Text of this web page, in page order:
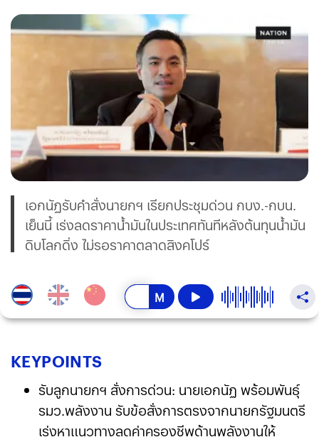
เอกนัฏรับคำสั่งนายกฯ เรียกประชุมด่วน กบง.-กบน.
เย็นนี้ เร่งลดราคาน้ำมันในประเทศทันทีหลังต้นทุนน้ำมัน
ดิบโลกดิ่ง ไม่รอราคาตลาดสิงคโปร์
KEYPOINTS
รับลูกนายกฯ สั่งการด่วน: นายเอกนัฏ พร้อมพันธุ์
รมว.พลังงาน รับข้อสั่งการตรงจากนายกรัฐมนตรี
เร่งหาแนวทางลดค่าครองชีพด้านพลังงานให้